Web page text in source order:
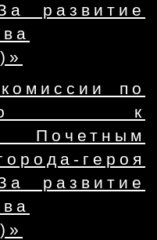
развитие
по
к
Почетным
героя
развитие